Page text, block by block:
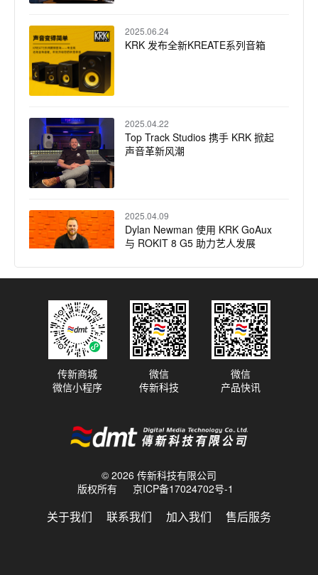
2025.06.24
KRK 发布全新KREATE系列音箱
2025.04.22
Top Track Studios 携手 KRK 掀起
声音革新风潮
2025.04.09
Dylan Newman 使用 KRK GoAux
与 ROKIT 8 G5 助力艺人发展
2025.03.18
Cult of Magic 携 KRK GoAux 呈现
震撼演出
人、作曲家、混音师 Nicolas
Ramirez 精准创作
2025.02.28
有源录音室监听音箱一起摇滚
© 2026 传新科技有限公司
版权所有
京ICP备17024702号-1
关于我们 联系我们 加入我们 售后服务
传新商城
微信小程序
微信
传新科技
微信
产品快讯